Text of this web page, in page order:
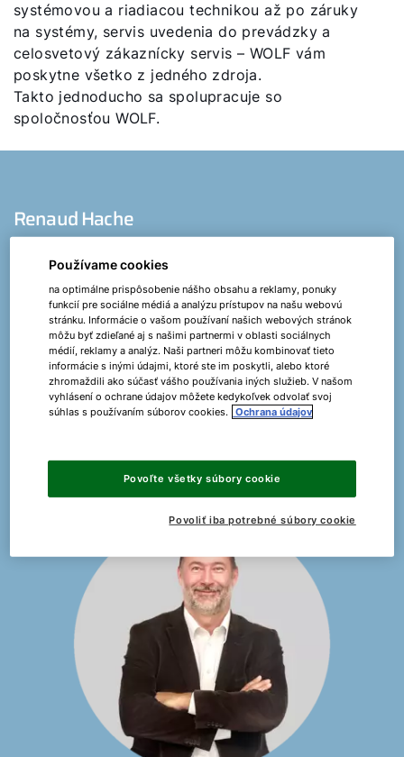
systémovou a riadiacou technikou až po záruky
na systémy, servis uvedenia do prevádzky a
celosvetový zákaznícky servis – WOLF vám
poskytne všetko z jedného zdroja.
Takto jednoducho sa spolupracuje so
spoločnosťou WOLF.
Renaud Hache
Váš expert v segmente kancelárskych a
administratívnych budov
Máte otázky alebo potrebujete osobné poradenstvo
pre váš projekt? SpoločnosťWOLFvám ponúka
individuálne riešenia prispôsobené vašim potrebám.
Kontaktujte nás teraz
Používame cookies
na optimálne prispôsobenie nášho obsahu a reklamy, ponuky
funkcií pre sociálne médiá a analýzu prístupov na našu webovú
stránku. Informácie o vašom používaní našich webových stránok
môžu byť zdieľané aj s našimi partnermi v oblasti sociálnych
médií, reklamy a analýz. Naši partneri môžu kombinovať tieto
informácie s inými údajmi, ktoré ste im poskytli, alebo ktoré
zhromaždili ako súčasť vášho používania iných služieb. V našom
vyhlásení o ochrane údajov môžete kedykoľvek odvolať svoj
súhlas s používaním súborov cookies.
Ochrana údajov
Povoliť iba potrebné súbory cookie
Povoľte všetky súbory cookie